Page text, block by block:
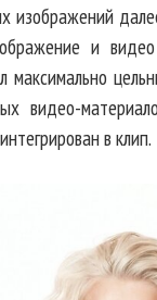
изображений
и
максимально
видео-
в клип.